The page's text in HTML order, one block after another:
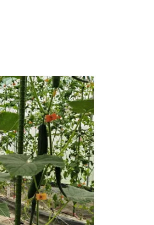
交通視線等危險，《空
目前約有八成稻稈都隨
鄒承諺表示，水稻矽含
完整形狀，非常令人頭